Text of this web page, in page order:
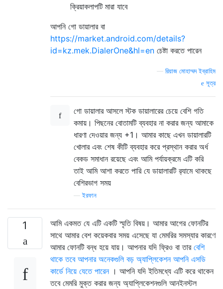
ক্রিয়াকলাপটি মারা যাবে
আপনি গো ডায়ালার বা
https://market.android.com/details?
id=kz.mek.DialerOne&hl=en চেষ্টা করতে পারেন
রিয়াজ মোহাম্মদ ইব্রাহিম
সূত্র
গো ডায়ালার আসলে স্টক ডায়ালারের চেয়ে বেশি গতি
কমায়। পিছনের বোতামটি ব্যবহার না করার জন্য আমাকে
ধারণা দেওয়ার জন্য +1। আমার কাছে এখন ডায়ালারটি
খোলার এবং শেষ কীটি ব্যবহার করে প্রস্থান করার অর্ধ
বেকড সমাধান রয়েছে এবং আমি পর্যায়ক্রমে এটি করি
তাই আমি আশা করতে পারি যে ডায়ালারটি র‌্যামে থাকছে
বেশিরভাগ সময়
—ইরফান
1
আমি একমত যে এটি একটি স্মৃতি বিষয়। আমার আগের ফোনটির
সাথে আমার বেশ কয়েকবার সময় এসেছে যা মেমরির সমস্যার কারণে
আমার ফোনটি বন্ধ হয়ে যায়। আপনার যদি ফ্রিও বা তার বেশি
থাকে তবে আপনার অনেকগুলি বড় অ্যাপ্লিকেশন আপনি এসডি
কার্ডে নিয়ে যেতে পারেন। আপনি যদি ইতিমধ্যে এটি করে থাকেন
তবে মেমরি মুক্ত করার জন্য অ্যাপ্লিকেশনগুলি আনইনস্টল